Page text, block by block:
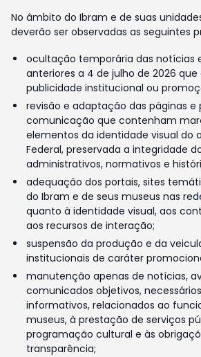
No âmbito do Ibram e de suas
deverão ser observadas as seguintes
ocultação temporária das notícias
anteriores a 4 de julho de 2026
publicidade institucional ou
revisão e adaptação das páginas e
comunicação que contenham
elementos da identidade visual do
Federal, preservada a integridade
administrativos, normativos e
adequação dos portais, sites
do Ibram e de seus museus nas
quanto à identidade visual, aos
aos recursos de interação;
suspensão da produção e da
institucionais de caráter
manutenção apenas de notícias,
comunicados objetivos,
informativos, relacionados ao
museus, à prestação de serviços
programação cultural e às
transparência;